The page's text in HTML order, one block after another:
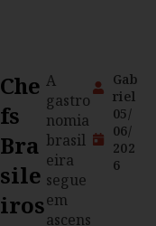
Che
Fs
Bra
Sile
Iros
A
gastro
nomia
brasil
eira
segue
em
ascens
Gab
riel
05/
06/
202
6